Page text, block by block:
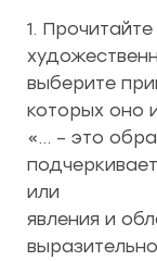
1.
выберите
которых оно
«… – это
или
явления и